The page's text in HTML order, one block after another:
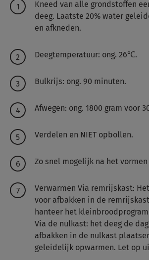
Kneed van alle grondstoffen
deeg. Laatste 20% water
en afkneden.
Deegtemperatuur: ong. 26℃.
Bulkrijs: ong. 90 minuten.
Afwegen: ong. 1800 gram voor
Verdelen en NIET opbollen.
Zo snel mogelijk na het
Verwarmen Via remrijskast:
voor afbakken in de
hanteer het
Via de nulkast: het deeg de
afbakken in de nulkast
geleidelijk opwarmen. Let op